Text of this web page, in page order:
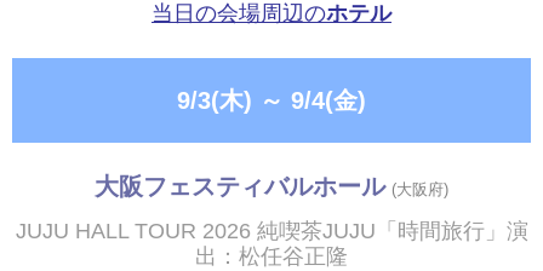
当日の会場周辺のホテル
9/3(木) ～ 9/4(金)
大阪フェスティバルホール (大阪府)
JUJU HALL TOUR 2026 純喫茶JUJU「時間旅行」演
出：松任谷正隆